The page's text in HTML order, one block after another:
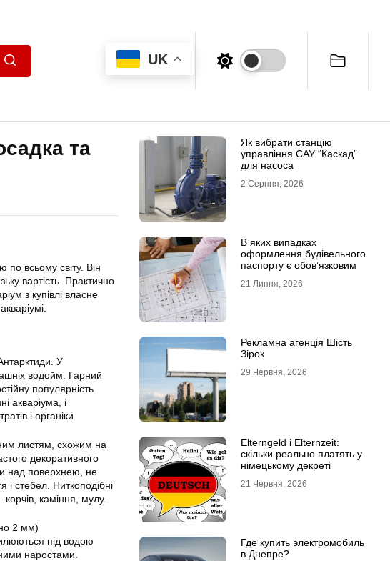
UK
та
всьому світу. Він
вартість. Практично
з купівлі власне
У
водойм. Гарний
популярність
акваріума, і
і органіки.
листям, схожим на
декоративного
над поверхнею, не
стебел. Ниткоподібні
корчів, каміння, мулу.
2 мм)
під водою
наростами.
Як вибрати станцію
управління САУ “Каскад”
для насоса
2 Серпня, 2026
В яких випадках
оформлення будівельного
паспорту є обов’язковим
21 Липня, 2026
Рекламна агенція Шість
Зірок
29 Червня, 2026
Elterngeld і Elternzeit:
скільки реально платять у
німецькому декреті
21 Червня, 2026
Где купить электромобиль
в Днепре?